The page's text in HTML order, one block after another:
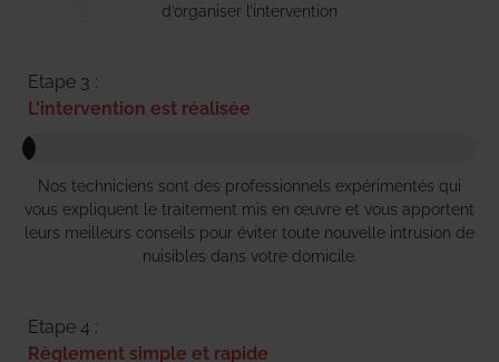
d’organiser l’intervention
Etape 3 :
L'intervention est réalisée
Nos techniciens sont des professionnels expérimentés qui
vous expliquent le traitement mis en œuvre et vous apportent
leurs meilleurs conseils pour éviter toute nouvelle intrusion de
nuisibles dans votre domicile.
Etape 4 :
Règlement simple et rapide